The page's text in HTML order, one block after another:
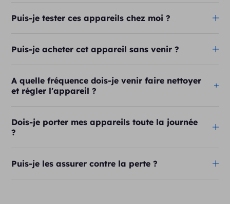
Puis-je tester ces appareils chez moi ?
Puis-je acheter cet appareil sans venir ?
A quelle fréquence dois-je venir faire nettoyer
et régler l'appareil ?
Dois-je porter mes appareils toute la journée
?
Puis-je les assurer contre la perte ?